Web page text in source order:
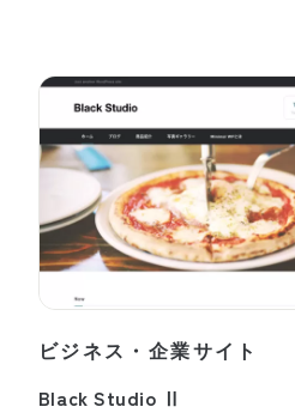
ビジネス・企業サイト
Black Studio Ⅱ